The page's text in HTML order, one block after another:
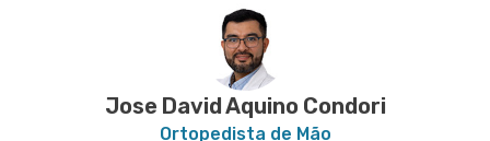
Jose David Aquino Condori
Ortopedista de Mão